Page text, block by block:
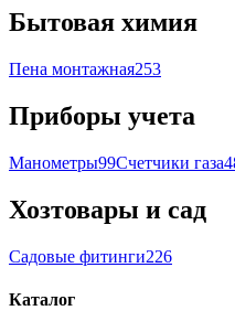
Бытовая химия
Пена монтажная253
Приборы учета
Манометры99Счетчики газа
Хозтовары и сад
Садовые фитинги226
Каталог